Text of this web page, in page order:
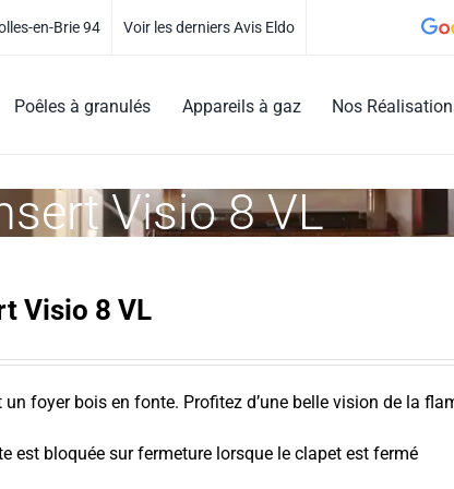
en-Brie 94 Voir les derniers Avis Eldo
Poêles à granulés Appareils à gaz Nos
Visio 8 VL
Visio 8 VL
un foyer bois en fonte. Profitez d’une belle vision de la
est bloquée sur fermeture lorsque le clapet est fermé